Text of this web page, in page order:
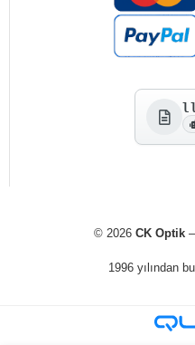
© 2026 CK Optik—
1996 yılından